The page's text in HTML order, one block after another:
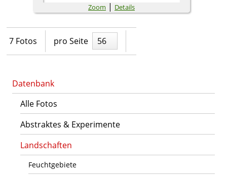
Datenbank
Alle Fotos
Abstraktes & Experimente
Landschaften
Feuchtgebiete
Zoom | Details
7 Fotos pro Seite 56